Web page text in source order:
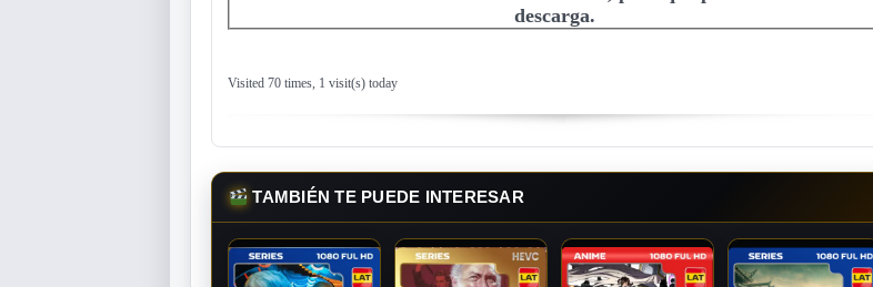
descarga.
Visited 70 times, 1 visit(s) today
TAMBIÉN TE PUEDE INTERESAR